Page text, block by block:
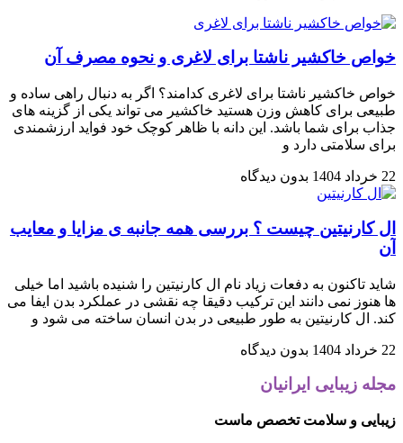
خواص خاکشیر ناشتا برای لاغری و نحوه مصرف آن
خواص خاکشیر ناشتا برای لاغری کدامند؟ اگر به دنبال راهی ساده و
طبیعی برای کاهش وزن هستید خاکشیر می تواند یکی از گزینه های
جذاب برای شما باشد. این دانه با ظاهر کوچک خود فواید ارزشمندی
برای سلامتی دارد و
22 خرداد 1404 بدون دیدگاه
ال کارنیتین چیست ؟ بررسی همه جانبه ی مزایا و معایب
آن
شاید تاکنون به دفعات زیاد نام ال کارنیتین را شنیده باشید اما خیلی
ها هنوز نمی دانند این ترکیب دقیقا چه نقشی در عملکرد بدن ایفا می
کند. ال کارنیتین به طور طبیعی در بدن انسان ساخته می شود و
22 خرداد 1404 بدون دیدگاه
مجله زیبایی ایرانیان
زیبایی و سلامت تخصص ماست